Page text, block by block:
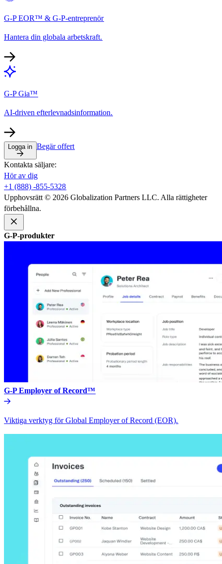
G-P EOR™ & G-P-entreprenör​​
Hantera din globala arbetskraft.​​
G-P Gia™​​
AI-driven efterlevnadsinformation.​​
Logga in​​ Begär offert​​
Kontakta säljare:​​
Hör av dig​​
+1 (888) -855-5328​​
Upphovsrätt © 2026 Globalization Partners LLC. Alla rättigheter
förbehållna.​​
G-P-produkter​​
G-P Employer of Record™​​
Viktiga verktyg för Global Employer of Record (EOR).​​